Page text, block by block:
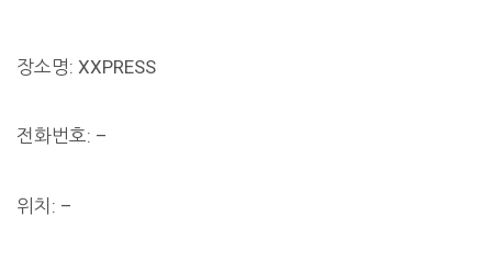
장소명: XXPRESS
전화번호: –
위치: –